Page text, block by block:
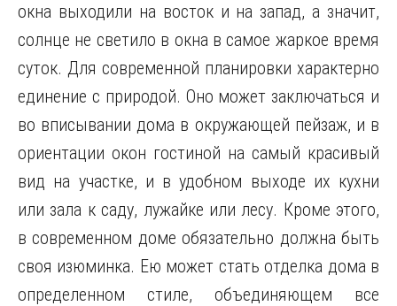
окна выходили на восток и на запад, а значит,
солнце не светило в окна в самое жаркое время
суток. Для современной планировки характерно
единение с природой. Оно может заключаться и
во вписывании дома в окружающей пейзаж, и в
ориентации окон гостиной на самый красивый
вид на участке, и в удобном выходе их кухни
или зала к саду, лужайке или лесу. Кроме этого,
в современном доме обязательно должна быть
своя изюминка. Ею может стать отделка дома в
определенном стиле, объединяющем все